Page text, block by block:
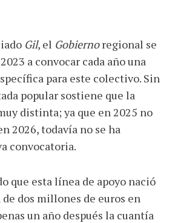
Gil, el Gobiernoregional se
a convocar cada año una
para este colectivo. Sin
popular sostiene que la
distinta; ya que en 2025 no
2026, todavía no se ha
convocatoria.
que esta línea de apoyo nació
dos millones de euros en
un año después la cuantía